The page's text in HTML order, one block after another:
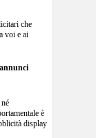
che
voi e ai
è
display